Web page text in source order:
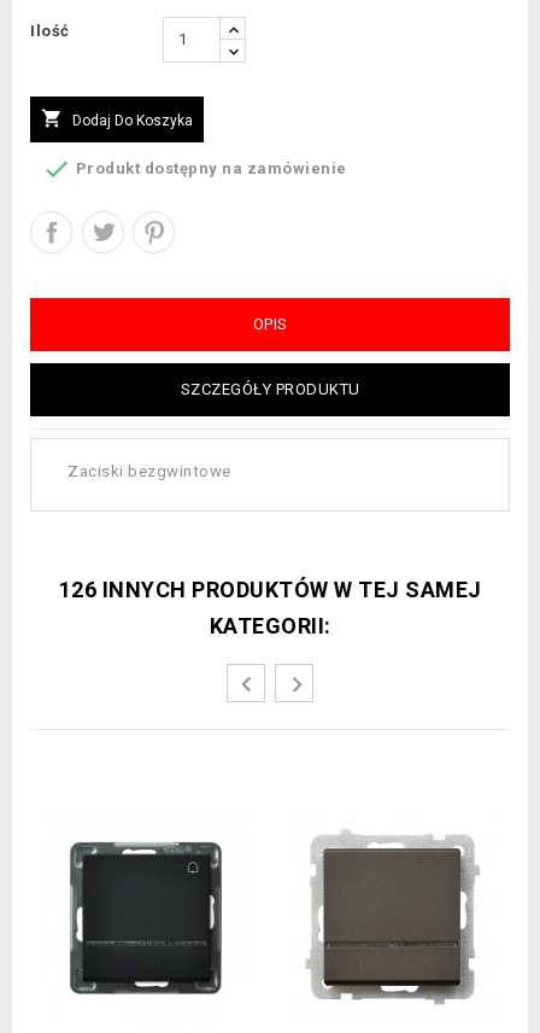
Ilość
 Dodaj Do Koszyka
 Produkt dostępny na zamówienie
OPIS
SZCZEGÓŁY PRODUKTU
Zaciski bezgwintowe
126 INNYCH PRODUKTÓW W TEJ SAMEJ
KATEGORII: